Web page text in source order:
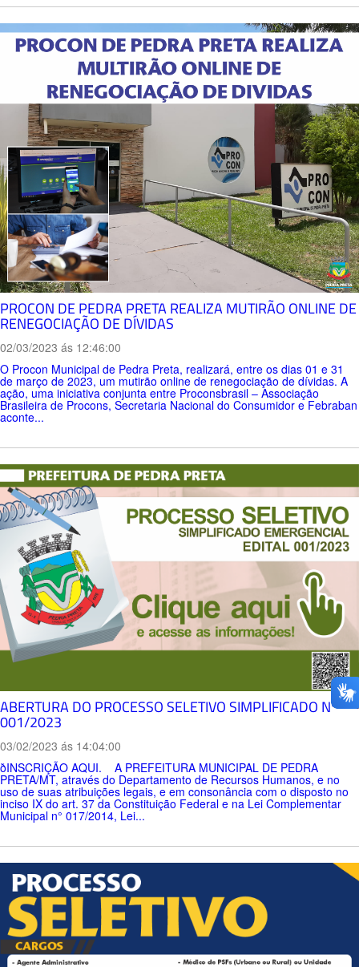
PROCON DE PEDRA PRETA REALIZA MUTIRÃO ONLINE DE
RENEGOCIAÇÃO DE DÍVIDAS
02/03/2023 ás 12:46:00
O Procon Municipal de Pedra Preta, realizará, entre os dias 01 e 31
de março de 2023, um mutirão online de renegociação de dívidas. A
ação, uma iniciativa conjunta entre Proconsbrasil – Associação
Brasileira de Procons, Secretaria Nacional do Consumidor e Febraban
aconte...
ABERTURA DO PROCESSO SELETIVO SIMPLIFICADO Nº
001/2023
03/02/2023 ás 14:04:00
ðINSCRIÇÃO AQUI. A PREFEITURA MUNICIPAL DE PEDRA
PRETA/MT, através do Departamento de Recursos Humanos, e no
uso de suas atribuições legais, e em consonância com o disposto no
inciso IX do art. 37 da Constituição Federal e na Lei Complementar
Municipal n° 017/2014, Lei...